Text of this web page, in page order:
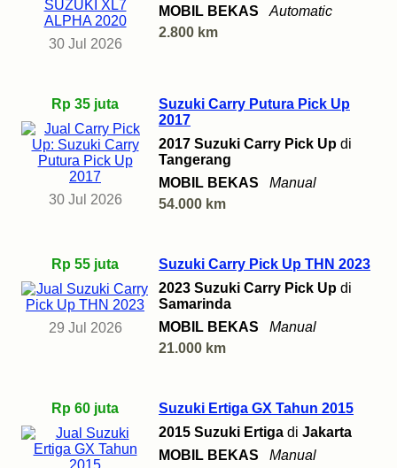
30 Jul 2026
MOBIL BEKAS
Automatic
2.800 km
Rp 35 juta
30 Jul 2026
Suzuki Carry Putura Pick Up
2017
2017 Suzuki Carry Pick Up di
Tangerang
MOBIL BEKAS
Manual
54.000 km
Rp 55 juta
29 Jul 2026
Suzuki Carry Pick Up THN 2023
2023 Suzuki Carry Pick Up di
Samarinda
MOBIL BEKAS
Manual
21.000 km
Rp 60 juta
Suzuki Ertiga GX Tahun 2015
2015 Suzuki Ertiga di Jakarta
MOBIL BEKAS
Manual